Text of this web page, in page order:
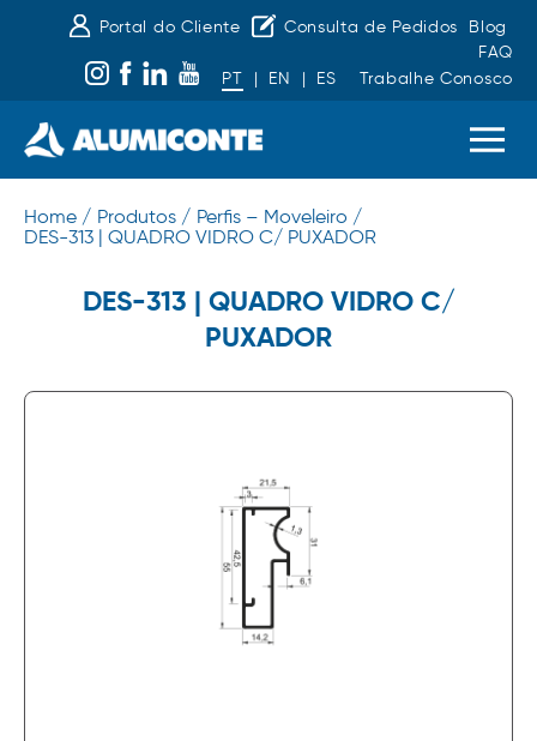
Portal do Cliente Consulta de Pedidos
Blog
FAQ
PT
| EN | ES Trabalhe Conosco
Home / Produtos / Perfis – Moveleiro /
DES-313 | QUADRO VIDRO C/ PUXADOR
DES-313 | QUADRO VIDRO C/
PUXADOR